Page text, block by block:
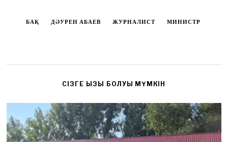
БАҚ ДӘУРЕН АБАЕВ ЖУРНАЛИСТ МИНИСТР
CІЗГЕ ҚЫЗЫҚ БОЛУЫ МҮМКІН